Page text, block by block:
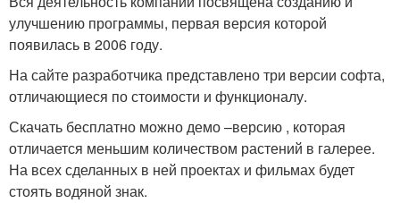
улучшению программы, первая версия которой
появилась в 2006 году.
На сайте разработчика представлено три версии софта,
отличающиеся по стоимости и функционалу.
Скачать бесплатно можно демо –версию , которая
отличается меньшим количеством растений в галерее.
На всех сделанных в ней проектах и фильмах будет
стоять водяной знак.